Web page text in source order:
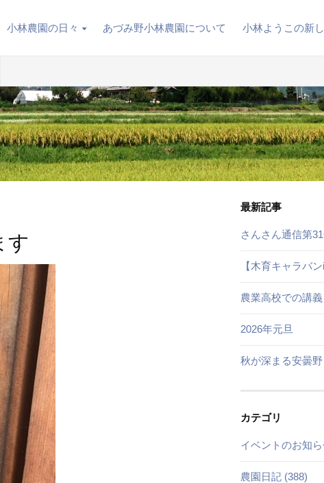
小林農園の日々 あづみ野小林農園について 小林ようこの新
す
最新記事
さんさん通信第
【木育キャラバン
農業高校での講義
2026年元旦
秋が深まる安曇野
カテゴリ
イベントのお知
農園日記 (388)